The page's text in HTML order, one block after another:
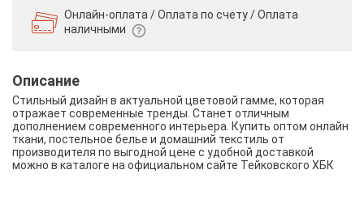
Онлайн-оплата / Оплата по счету /Оплата
наличными
Описание
Стильный дизайн в актуальной цветовой гамме, которая
отражает современные тренды. Станет отличным
дополнением современного интерьера. Купить оптом онлайн
ткани, постельное белье и домашний текстиль от
производителя по выгодной цене с удобной доставкой
можно в каталоге на официальном сайте Тейковского ХБК